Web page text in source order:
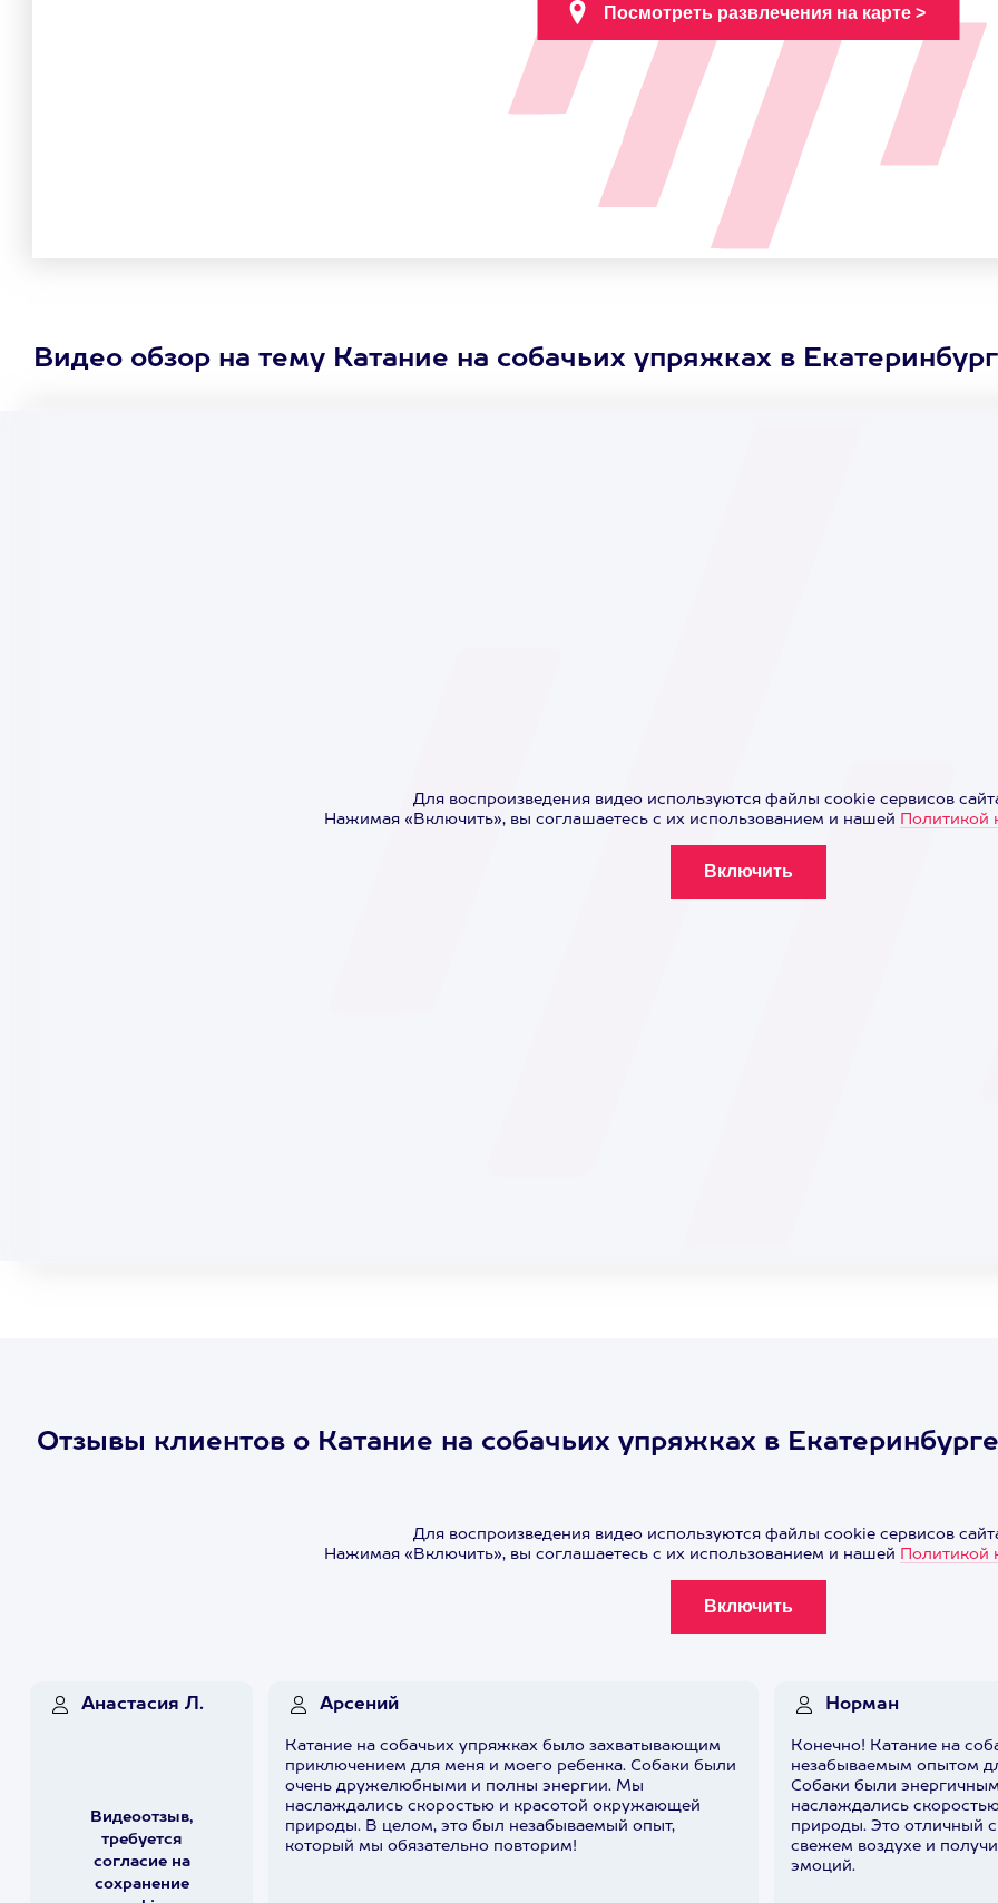
Видео обзор на тему Катание на собачьих упряжках в
Для воспроизведения видео используются файлы cookie сервисов
Нажимая «Включить», вы соглашаетесь с их использованием и нашей Политикой
Отзывы клиентов о Катание на собачьих упряжках в Екатеринбурге
Для воспроизведения видео используются файлы cookie сервисов
Нажимая «Включить», вы соглашаетесь с их использованием и нашей Политикой
Анастасия Л.
Видеоотзыв,
требуется
согласие на
сохранение
Арсений
Катание на собачьих упряжках было захватывающим
приключением для меня и моего ребенка. Собаки были
очень дружелюбными и полны энергии. Мы
наслаждались скоростью и красотой окружающей
природы. В целом, это был незабываемый опыт,
который мы обязательно повторим!
Норман
Конечно! Катание на
незабываемым опытом
Собаки были
наслаждались
природы. Это отличный
свежем воздухе и
эмоций.